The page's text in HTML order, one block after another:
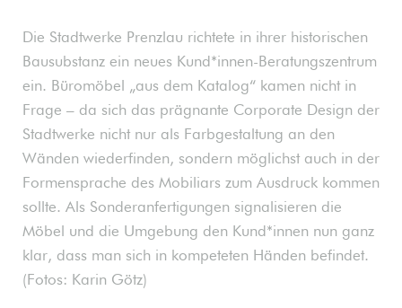
Die Stadtwerke Prenzlau richtete in ihrer historischen
Bausubstanz ein neues Kund*innen-Beratungszentrum
ein. Büromöbel „aus dem Katalog“ kamen nicht in
Frage – da sich das prägnante Corporate Design der
Stadtwerke nicht nur als Farbgestaltung an den
Wänden wiederfinden, sondern möglichst auch in der
Formensprache des Mobiliars zum Ausdruck kommen
sollte. Als Sonderanfertigungen signalisieren die
Möbel und die Umgebung den Kund*innen nun ganz
klar, dass man sich in kompeteten Händen befindet.
(Fotos: Karin Götz)